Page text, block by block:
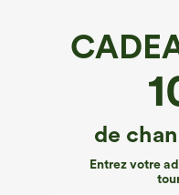
de
Entrez votre
Halara UltraSculpt™*
Halara UltraSculpt™
sport taille haute
€35,95 EUR